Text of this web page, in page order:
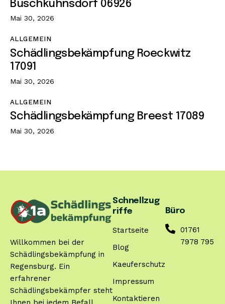
Buschkuhnsdorf 06926
Mai 30, 2026
ALLGEMEIN
Schädlingsbekämpfung Roeckwitz
17091
Mai 30, 2026
ALLGEMEIN
Schädlingsbekämpfung Breest 17089
Mai 30, 2026
Willkommen bei der
Schädlingsbekämpfung in
Regensburg. Ein
erfahrener
Schädlingsbekämpfer steht
Schnellzug
riffe
Startseite
Blog
Kaeuferschutz
Impressum
Kontaktieren
Büro
01761
7978 795